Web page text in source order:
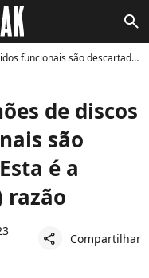
search
descartados. Esta é a (paradóxica) razão
de discos
são
é a
razão
share Compartilhar